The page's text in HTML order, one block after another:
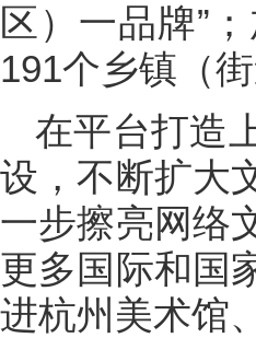
区）一品牌”
191个乡镇（
在平台打造
设，不断扩大
一步擦亮网络
更多国际和国
进杭州美术馆